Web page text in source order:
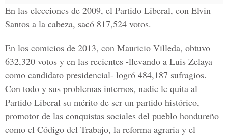
En las elecciones de 2009, el Partido Liberal, con Elvin
Santos a la cabeza, sacó 817,524 votos.
En los comicios de 2013, con Mauricio Villeda, obtuvo
632,320 votos y en las recientes -llevando a Luis Zelaya
como candidato presidencial- logró 484,187 sufragios.
Con todo y sus problemas internos, nadie le quita al
Partido Liberal su mérito de ser un partido histórico,
promotor de las conquistas sociales del pueblo hondureño
como el Código del Trabajo, la reforma agraria y el